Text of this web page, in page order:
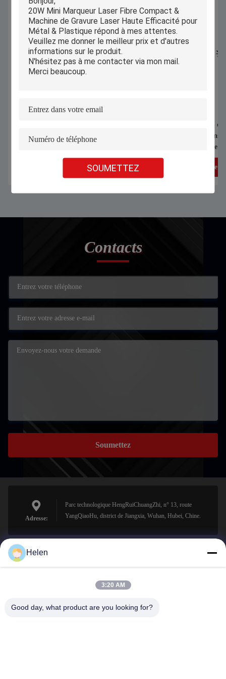
SOUMETTEZ
20W Mini Folding Fiber Laser
Obtenez le meilleur prix
Petit PEDB-400C
d'équipement
d'acier inoxydable
Obtenez le
Contacts
Soumettez
Adresse:
Parc technologique HengRuiChuangZhi, n° 13, route
YangQiaoHu, district de Jiangxia, Wuhan, Hubei, Chine.
sales@perfectlaser.net
Helen
3:20 AM
Good day, what product are you looking for?